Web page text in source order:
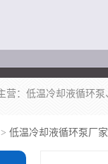
> 低温冷却液循环泵厂家